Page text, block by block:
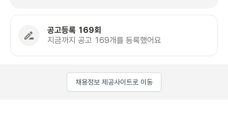
공고등록 169회
지금까지 공고 169개를 등록했어요
채용정보 제공사이트로 이동